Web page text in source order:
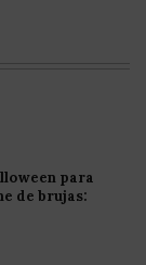
para
de brujas: